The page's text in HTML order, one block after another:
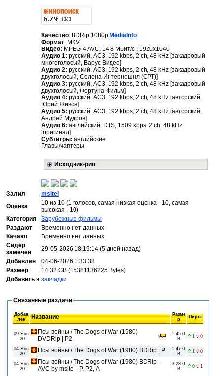
Качество: BDRip 1080p MediaInfo
Формат: MKV
Видео: MPEG-4 AVC, 14.8 Mбит/с , 1920x1040
Аудио 1: русский, AC3, 192 kbps, 2 ch, 48 kHz [закадровый
многоголосый, Варус Видео]
Аудио 2: русский, AC3, 192 kbps, 2 ch, 48 kHz [закадровый
двухголосый, Селена Интернешнл (ОРТ)]
Аудио 3: русский, AC3, 192 kbps, 2 ch, 48 kHz [закадровый
двухголосый, Фортуна-Фильм]
Аудио 4: русский, AC3, 192 kbps, 2 ch, 48 kHz [авторский,
Юрий Живов]
Аудио 5: русский, AC3, 192 kbps, 2 ch, 48 kHz [авторский,
Андрей Мудров]
Аудио 6: английский, DTS, 1509 kbps, 2 ch, 48 kHz
[оригинал]
Субтитры: английские
Главы/чаптеры
Исходник-рип
Залил
msltel
Оценка
10 из 10 (1 голосов, самая низкая оценка - 10, самая
высокая - 10)
Категория
Зарубежные фильмы
Раздают
Временно нет данных
Качают
Временно нет данных
Сидер
замечен
29-05-2026 18:19:14 (5 дней назад)
Добавлен
04-06-2026 1:33:38
Размер
14.32 GB (15381136225 Bytes)
Добавить в закладки
Связанные раздачи
Добав
лен
Название
Разме
р
Пиры
09 Янв
20
Псы войны / The Dogs of War (1980)
DVDRip | P2
5
1.45 G
B
1 0
04 Янв
20
Псы войны / The Dogs of War (1980) BDRip | P
1.47 G
B
1 0
04 Янв
20
Псы войны / The Dogs of War (1980) BDRip-
AVC by msltel | P, P2, A
3.28 G
B
0 1